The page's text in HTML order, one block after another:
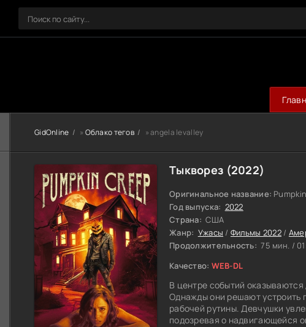
GidOnline » Облако тегов » angela levalley
Тыкворез (2022)
Оригинальное название:
Год выпуска: 2022
Страна: США
Жанр: Ужасы / Фильмы 2022 /
Продолжительность: 75 мин. /
Качество: WEB-DL
В центре событий
Однажды они решают устроить
рабочей рутины. Девчушки
подозревая о надвигающейся